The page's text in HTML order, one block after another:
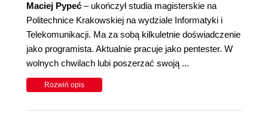
Maciej Pypeć – ukończył studia magisterskie na
Politechnice Krakowskiej na wydziale Informatyki i
Telekomunikacji. Ma za sobą kilkuletnie doświadczenie
jako programista. Aktualnie pracuje jako pentester. W
wolnych chwilach lubi poszerzać swoją ...
Rozwiń opis